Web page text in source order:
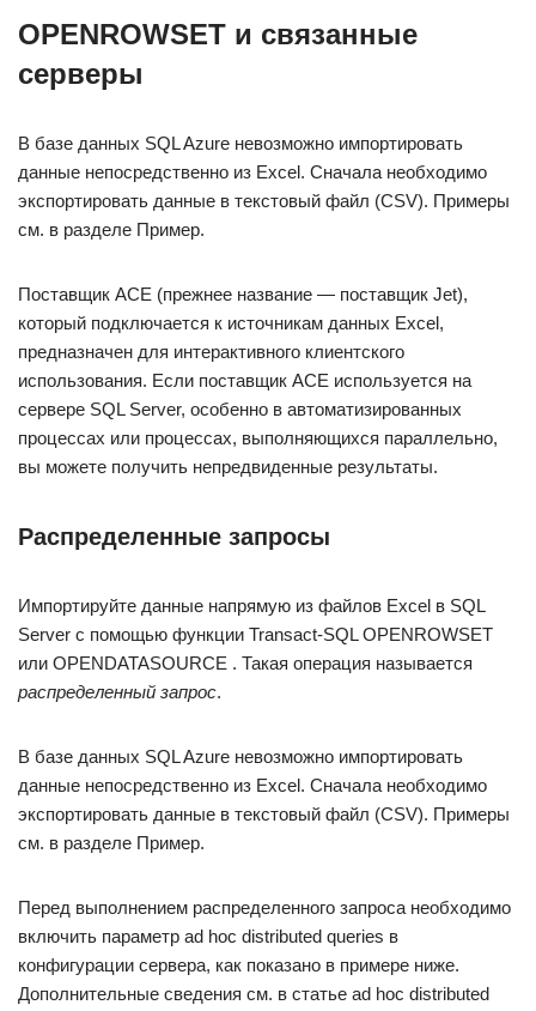
OPENROWSET и связанные
серверы
В базе данных SQL Azure невозможно импортировать
данные непосредственно из Excel. Сначала необходимо
экспортировать данные в текстовый файл (CSV). Примеры
см. в разделе Пример.
Поставщик ACE (прежнее название — поставщик Jet),
который подключается к источникам данных Excel,
предназначен для интерактивного клиентского
использования. Если поставщик ACE используется на
сервере SQL Server, особенно в автоматизированных
процессах или процессах, выполняющихся параллельно,
вы можете получить непредвиденные результаты.
Распределенные запросы
Импортируйте данные напрямую из файлов Excel в SQL
Server с помощью функции Transact-SQL OPENROWSET
или OPENDATASOURCE . Такая операция называется
распределенный запрос.
В базе данных SQL Azure невозможно импортировать
данные непосредственно из Excel. Сначала необходимо
экспортировать данные в текстовый файл (CSV). Примеры
см. в разделе Пример.
Перед выполнением распределенного запроса необходимо
включить параметр ad hoc distributed queries в
конфигурации сервера, как показано в примере ниже.
Дополнительные сведения см. в статье ad hoc distributed